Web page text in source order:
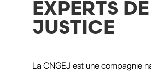
EXPERTS DE
JUSTICE
La CNGEJ est une compagnie